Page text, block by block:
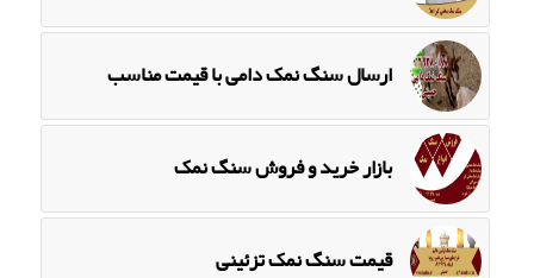
ارسال سنگ نمک دامی با قیمت مناسب
بازار خرید و فروش سنگ نمک
قیمت سنگ نمک تزئینی